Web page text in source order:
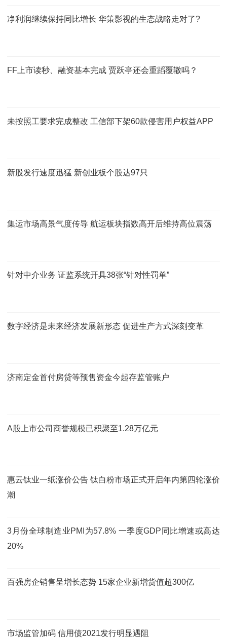
净利润继续保持同比增长 华策影视的生态战略走对了?
FF上市读秒、融资基本完成 贾跃亭还会重蹈覆辙吗？
未按照工要求完成整改 工信部下架60款侵害用户权益APP
新股发行速度迅猛 新创业板个股达97只
集运市场高景气度传导 航运板块指数高开后维持高位震荡
针对中介业务 证监系统开具38张“针对性罚单”
数字经济是未来经济发展新形态 促进生产方式深刻变革
济南定金首付房贷等预售资金今起存监管账户
A股上市公司商誉规模已积聚至1.28万亿元
惠云钛业一纸涨价公告 钛白粉市场正式开启年内第四轮涨价
潮
3月份全球制造业PMI为57.8% 一季度GDP同比增速或高达
20%
百强房企销售呈增长态势 15家企业新增货值超300亿
市场监管加码 信用债2021发行明显遇阻